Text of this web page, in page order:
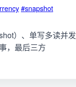
#snapshot
）、单写多读并发
，最后三方